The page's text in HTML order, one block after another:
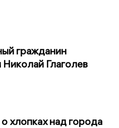
гражданин
Глаголев
хлопках над города